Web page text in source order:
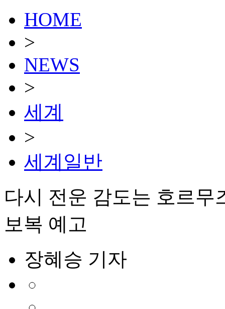
HOME
>
NEWS
>
세계
>
세계일반
다시 전운 감도는 호르
보복 예고
장혜승 기자